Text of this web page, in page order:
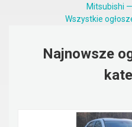
Mitsubishi
Wszystkie
Najnowsze